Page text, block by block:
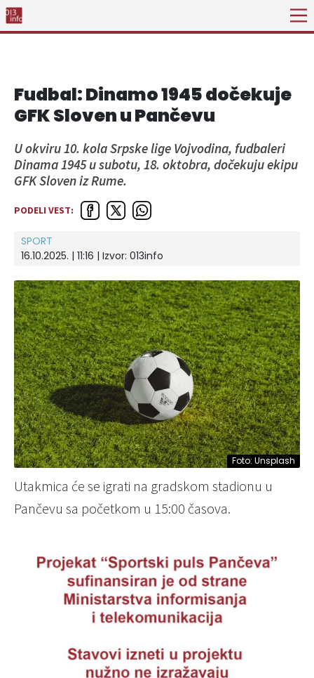
Fudbal: Dinamo 1945 dočekuje
GFK Sloven u Pančevu
U okviru 10. kola Srpske lige Vojvodina, fudbaleri
Dinama 1945 u subotu, 18. oktobra, dočekuju ekipu
GFK Sloven iz Rume.
PODELI VEST:
SPORT
16.10.2025. | 11:16 | Izvor: 013info
Foto: Unsplash
Utakmica će se igrati na gradskom stadionu u
Pančevu sa početkom u 15:00 časova.